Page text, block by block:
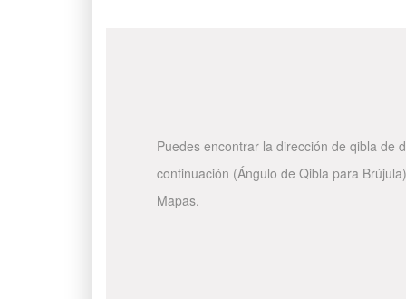
Puedes encontrar la dirección de qibla de
continuación (Ángulo de Qibla para
Mapas.